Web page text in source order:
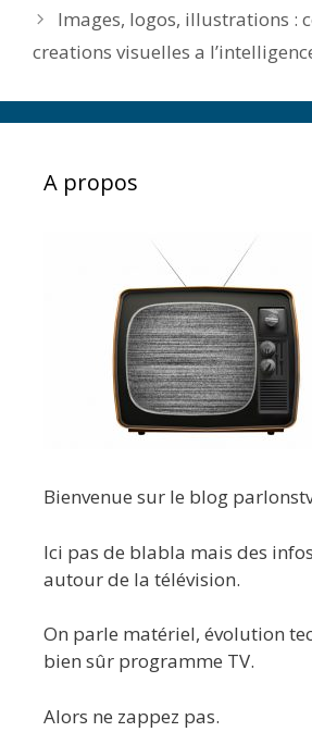
Images, logos, illustrations :
creations visuelles a
A propos
Bienvenue sur le blog
Ici pas de blabla mais des
autour de la télévision.
On parle matériel, évolution
bien sûr programme TV.
Alors ne zappez pas.